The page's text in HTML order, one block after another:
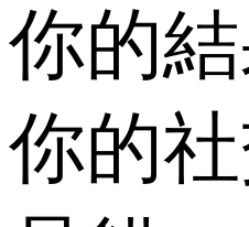
你的結
你的